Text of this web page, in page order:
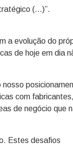
(…)”.
a evolução do
de hoje em dia
com fabricantes,
de negócio que
Estes desafios